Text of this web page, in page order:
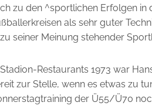
zu den ^sportlichen Erfolgen in
als sehr guter
seiner Meinung stehender
Restaurants 1973 war
zur Stelle, wenn es etwas zu
der Ü55/Ü70